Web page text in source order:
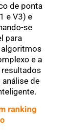
de ponta
e V3) e
se
para
algoritmos
e a
de
ranking